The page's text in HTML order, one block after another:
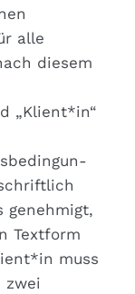
alle
die­sem
„Klient*in“
geneh­migt,
Text­form
muss
zwei